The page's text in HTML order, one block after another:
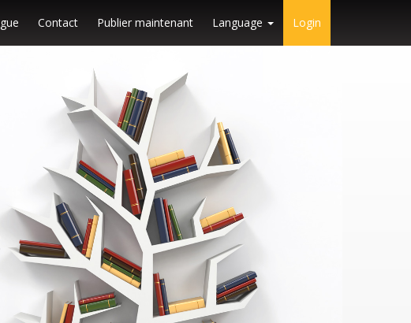
Contact Publier maintenant Language Login